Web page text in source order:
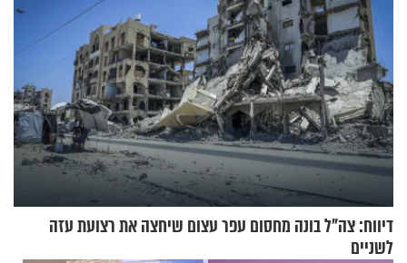
דיווח: צה"ל בונה מחסום עפר עצום שיחצה את רצועת עזה
לשניים